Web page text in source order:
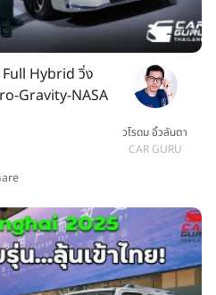
Hybrid วิ่ง
Gravity-NASA
วโรดม อิ้วลันตา
CAR GURU